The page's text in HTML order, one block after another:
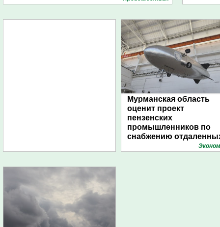
Мурманская область
оценит проект
пензенских
промышленников по
снабжению
поселений с помощью